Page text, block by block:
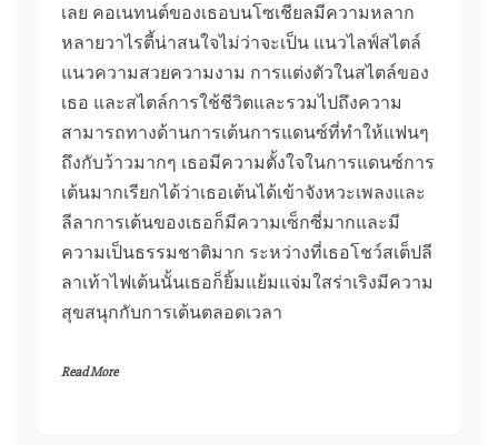
เลย คอเนทนต์ของเธอบนโซเชียลมีความหลาก
หลายวาไรตี้น่าสนใจไม่ว่าจะเป็น แนวไลฟ์สไตล์
แนวความสวยความงาม การแต่งตัวในสไตล์ของ
เธอ และสไตล์การใช้ชีวิตและรวมไปถึงความ
สามารถทางด้านการเต้นการแดนซ์ที่ทำให้แฟนๆ
ถึงกับว้าวมากๆ เธอมีความตั้งใจในการแดนซ์การ
เต้นมากเรียกได้ว่าเธอเต้นได้เข้าจังหวะเพลงและ
ลีลาการเต้นของเธอก็มีความเซ็กซี่มากและมี
ความเป็นธรรมชาติมาก ระหว่างที่เธอโชว์สเต็ปลี
ลาเท้าไฟเต้นนั้นเธอก็ยิ้มแย้มแจ่มใสร่าเริงมีความ
สุขสนุกกับการเต้นตลอดเวลา
Read More